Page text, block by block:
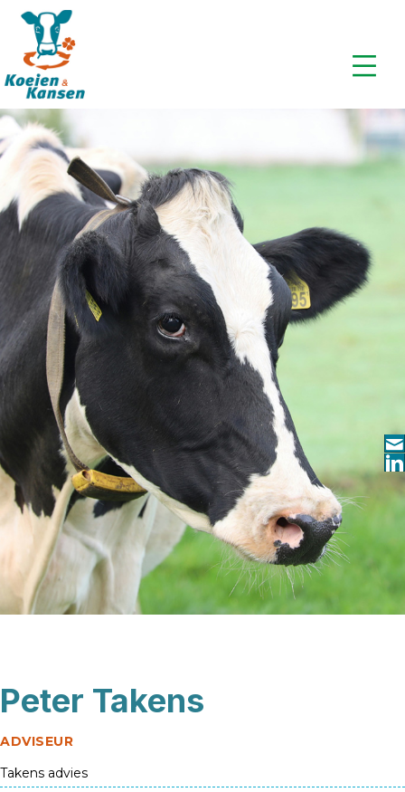
Peter Takens
ADVISEUR
Takens advies